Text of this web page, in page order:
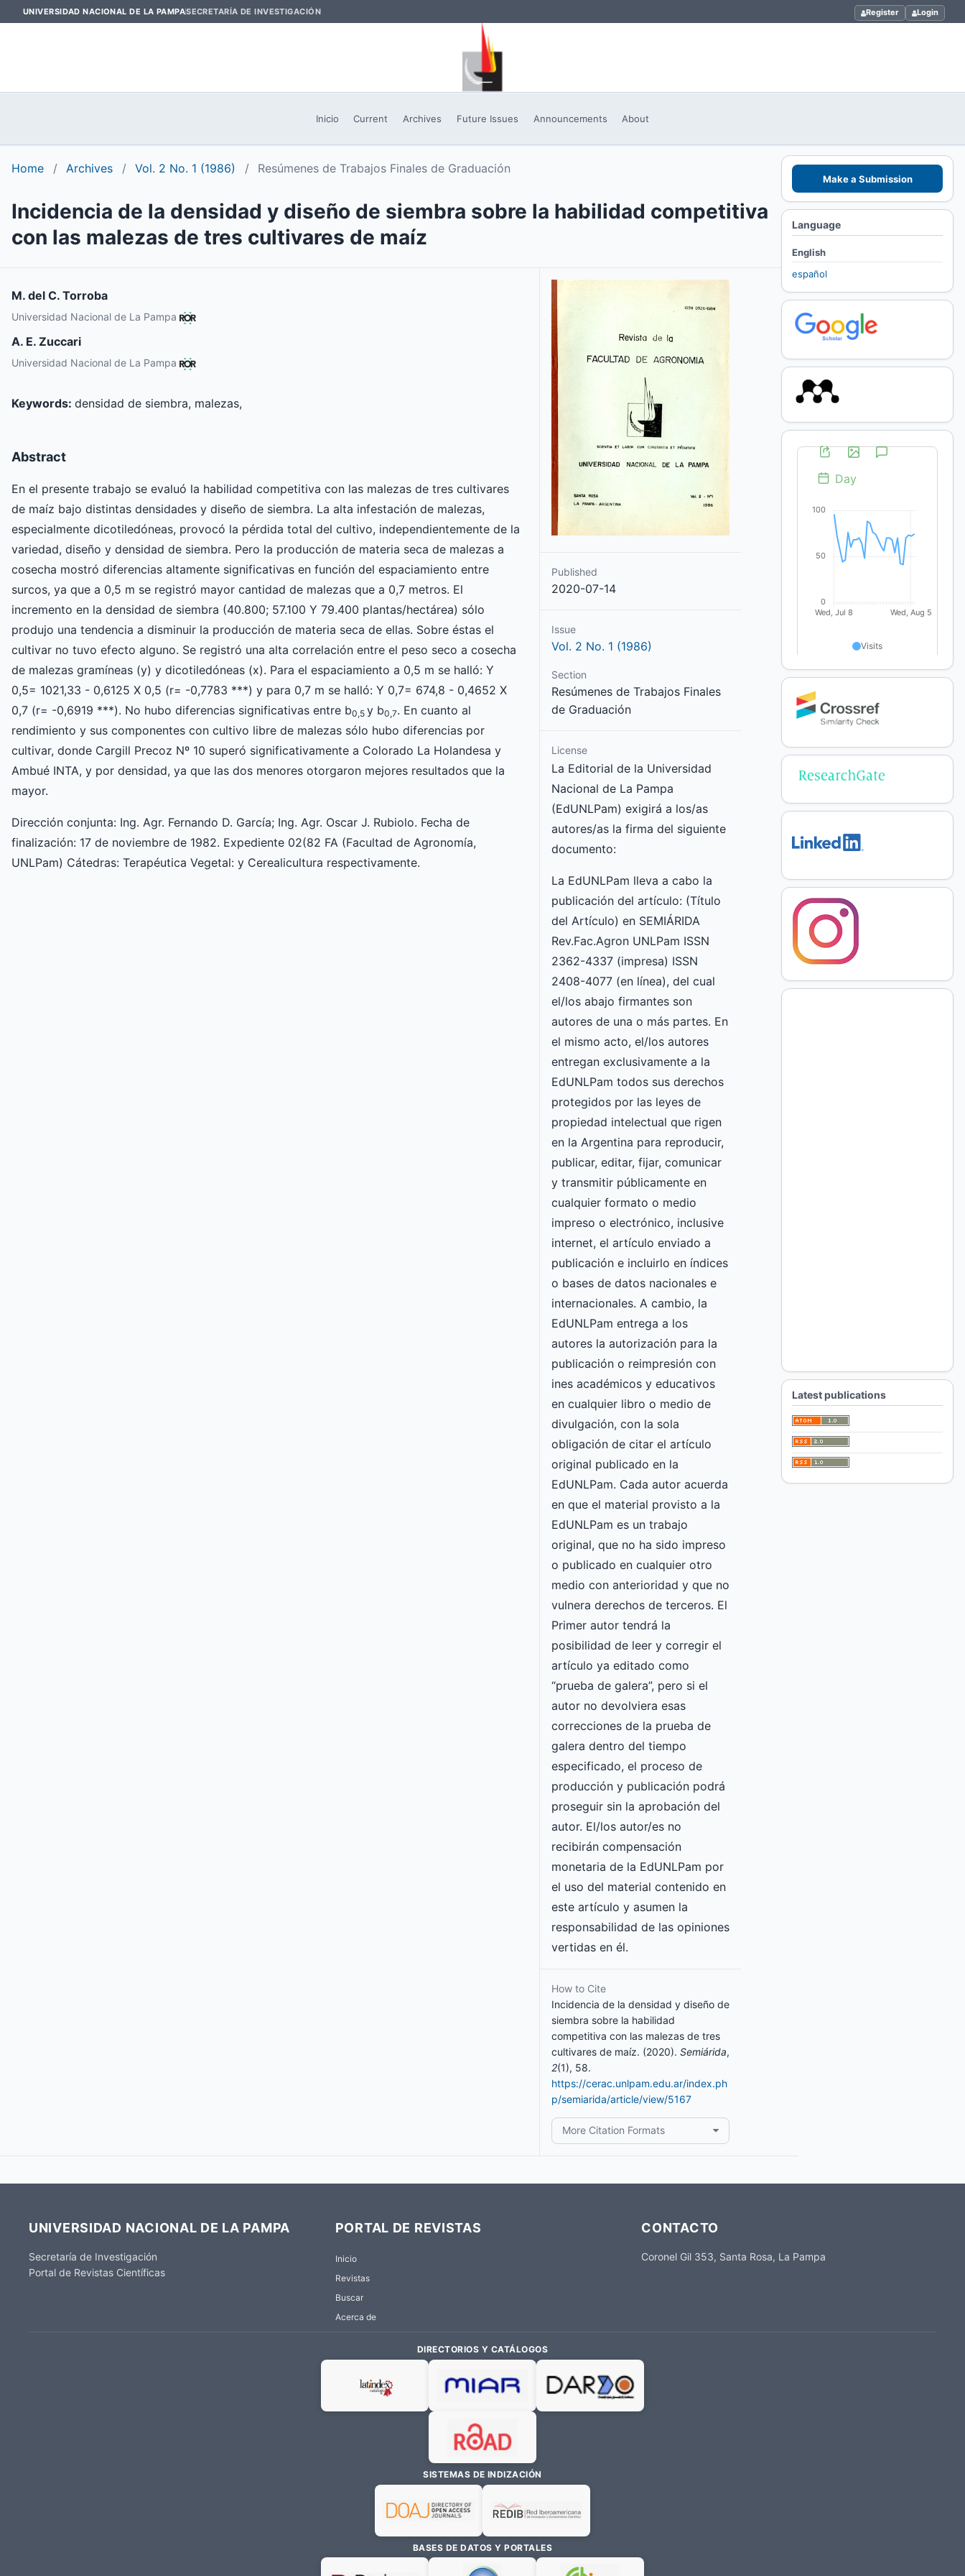
UNIVERSIDAD NACIONAL DE LA PAMPASECRETARÍA DE INVESTIGACIÓN Register Login
Inicio Current Archives Future Issues Announcements About
Home / Archives / Vol. 2 No. 1 (1986) / Resúmenes de Trabajos Finales de Graduación
Incidencia de la densidad y diseño de siembra sobre la habilidad competitiva
con las malezas de tres cultivares de maíz
M. del C. Torroba
Universidad Nacional de La Pampa
A. E. Zuccari
Universidad Nacional de La Pampa
Keywords: densidad de siembra, malezas,
Abstract
En el presente trabajo se evaluó la habilidad competitiva con las malezas de tres cultivares
de maíz bajo distintas densidades y diseño de siembra. La alta infestación de malezas,
especialmente dicotiledóneas, provocó la pérdida total del cultivo, independientemente de la
variedad, diseño y densidad de siembra. Pero la producción de materia seca de malezas a
cosecha mostró diferencias altamente significativas en función del espaciamiento entre
surcos, ya que a 0,5 m se registró mayor cantidad de malezas que a 0,7 metros. El
incremento en la densidad de siembra (40.800; 57.100 Y 79.400 plantas/hectárea) sólo
produjo una tendencia a disminuir la producción de materia seca de ellas. Sobre éstas el
cultivar no tuvo efecto alguno. Se registró una alta correlación entre el peso seco a cosecha
de malezas gramíneas (y) y dicotiledóneas (x). Para el espaciamiento a 0,5 m se halló: Y
0,5= 1021,33 - 0,6125 X 0,5 (r= -0,7783 ***) y para 0,7 m se halló: Y 0,7= 674,8 - 0,4652 X
0,7 (r= -0,6919 ***). No hubo diferencias significativas entre b0,5 y b0,7. En cuanto al
rendimiento y sus componentes con cultivo libre de malezas sólo hubo diferencias por
cultivar, donde Cargill Precoz Nº 10 superó significativamente a Colorado La Holandesa y
Ambué INTA, y por densidad, ya que las dos menores otorgaron mejores resultados que la
mayor.
Dirección conjunta: Ing. Agr. Fernando D. García; Ing. Agr. Oscar J. Rubiolo. Fecha de
finalización: 17 de noviembre de 1982. Expediente 02(82 FA (Facultad de Agronomía,
UNLPam) Cátedras: Terapéutica Vegetal: y Cerealicultura respectivamente.
Published
2020-07-14
Issue
Vol. 2 No. 1 (1986)
Section
Resúmenes de Trabajos Finales
de Graduación
License
La Editorial de la Universidad
Nacional de La Pampa
(EdUNLPam) exigirá a los/as
autores/as la firma del siguiente
documento:
La EdUNLPam lleva a cabo la
publicación del artículo: (Título
del Artículo) en SEMIÁRIDA
Rev.Fac.Agron UNLPam ISSN
2362-4337 (impresa) ISSN
2408-4077 (en línea), del cual
el/los abajo firmantes son
autores de una o más partes. En
el mismo acto, el/los autores
entregan exclusivamente a la
EdUNLPam todos sus derechos
protegidos por las leyes de
propiedad intelectual que rigen
en la Argentina para reproducir,
publicar, editar, fijar, comunicar
y transmitir públicamente en
cualquier formato o medio
impreso o electrónico, inclusive
internet, el artículo enviado a
publicación e incluirlo en índices
o bases de datos nacionales e
internacionales. A cambio, la
EdUNLPam entrega a los
autores la autorización para la
publicación o reimpresión con
ines académicos y educativos
en cualquier libro o medio de
divulgación, con la sola
obligación de citar el artículo
original publicado en la
EdUNLPam. Cada autor acuerda
en que el material provisto a la
EdUNLPam es un trabajo
original, que no ha sido impreso
o publicado en cualquier otro
medio con anterioridad y que no
vulnera derechos de terceros. El
Primer autor tendrá la
posibilidad de leer y corregir el
artículo ya editado como
“prueba de galera”, pero si el
autor no devolviera esas
correcciones de la prueba de
galera dentro del tiempo
especificado, el proceso de
producción y publicación podrá
proseguir sin la aprobación del
autor. El/los autor/es no
recibirán compensación
monetaria de la EdUNLPam por
el uso del material contenido en
este artículo y asumen la
responsabilidad de las opiniones
vertidas en él.
How to Cite
Incidencia de la densidad y diseño de
siembra sobre la habilidad
competitiva con las malezas de tres
cultivares de maíz. (2020). Semiárida,
2(1), 58.
https://cerac.unlpam.edu.ar/index.ph
p/semiarida/article/view/5167
More Citation Formats
Make a Submission
Language
English
español
Latest publications
UNIVERSIDAD NACIONAL DE LA PAMPA
Secretaría de Investigación
Portal de Revistas Científicas
PORTAL DE REVISTAS
Inicio
Revistas
Buscar
Acerca de
CONTACTO
Coronel Gil 353, Santa Rosa, La Pampa
DIRECTORIOS Y CATÁLOGOS
SISTEMAS DE INDIZACIÓN
BASES DE DATOS Y PORTALES